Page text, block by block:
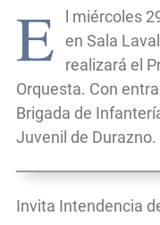
E
l miércoles
en Sala
realizará el
Orquesta. Con
Brigada de
Juvenil de Durazno.
Invita Intendencia